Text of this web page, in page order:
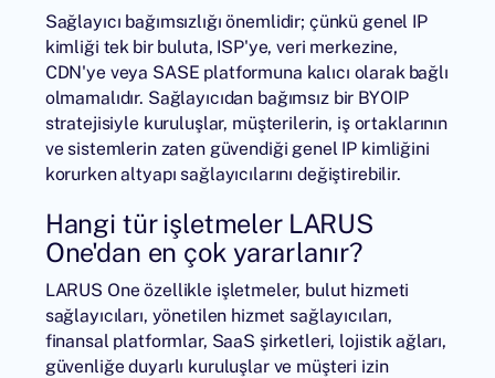
Sağlayıcı bağımsızlığı önemlidir; çünkü genel IP
kimliği tek bir buluta, ISP'ye, veri merkezine,
CDN'ye veya SASE platformuna kalıcı olarak bağlı
olmamalıdır. Sağlayıcıdan bağımsız bir BYOIP
stratejisiyle kuruluşlar, müşterilerin, iş ortaklarının
ve sistemlerin zaten güvendiği genel IP kimliğini
korurken altyapı sağlayıcılarını değiştirebilir.
Hangi tür işletmeler LARUS
One'dan en çok yararlanır?
LARUS One özellikle işletmeler, bulut hizmeti
sağlayıcıları, yönetilen hizmet sağlayıcıları,
finansal platformlar, SaaS şirketleri, lojistik ağları,
güvenliğe duyarlı kuruluşlar ve müşteri izin